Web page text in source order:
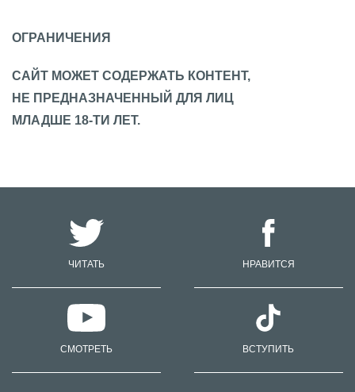
ОГРАНИЧЕНИЯ
САЙТ МОЖЕТ СОДЕРЖАТЬ КОНТЕНТ,
НЕ ПРЕДНАЗНАЧЕННЫЙ ДЛЯ ЛИЦ
МЛАДШЕ 18-ТИ ЛЕТ.
ЧИТАТЬ НРАВИТСЯ
СМОТРЕТЬ ВСТУПИТЬ